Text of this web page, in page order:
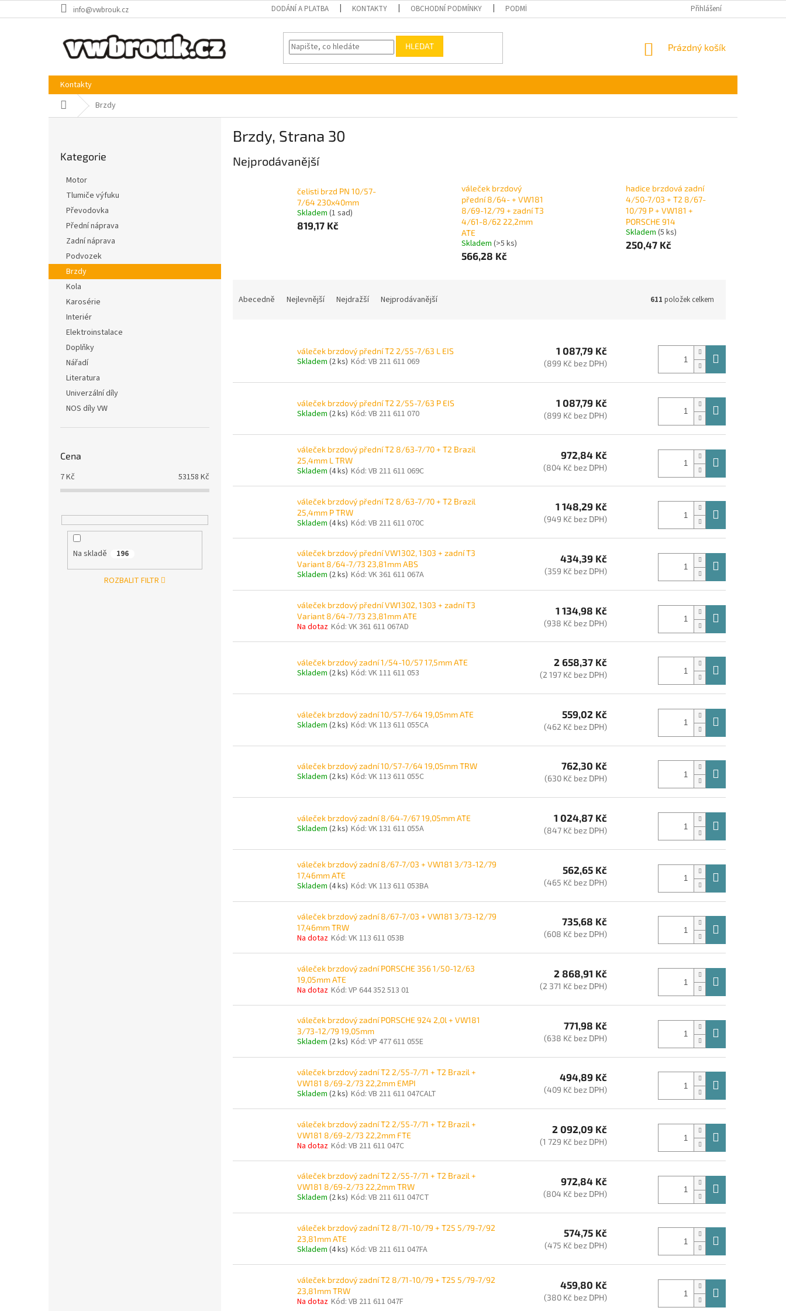
na
info@vwbrouk.cz DODÁNÍ A PLATBA KONTAKTY OBCHODNÍ PODMÍNKY PODMÍNKY OCHRANY OSOBNÍCH ÚDAJŮ Přihlášení
HLEDAT
NÁKUPNÍ
Prázdný košík
Kontakty
Domů Brzdy
n
e
kategorie
Kategorie
Motor
Tlumiče výfuku
Převodovka
Přední náprava
Zadní náprava
Podvozek
Brzdy
Kola
Karosérie
Interiér
Elektroinstalace
Doplňky
Nářadí
Literatura
Univerzální díly
NOS díly VW
Cena
7Kč 53158 Kč
Na skladě 196
ROZBALIT FILTR
Brzdy, Strana 30
Nejprodávanější
čelisti brzd PN 10/57-
7/64 230x40mm
Skladem (1 sad)
819,17 Kč
váleček brzdový
přední 8/64- + VW181
8/69-12/79 + zadní T3
4/61-8/62 22,2mm
ATE
Skladem (>5 ks)
566,28 Kč
hadice brzdová zadní
4/50-7/03 + T2 8/67-
10/79 P + VW181 +
PORSCHE 914
Skladem (5 ks)
250,47 Kč
Abecedně Nejlevnější Nejdražší Nejprodávanější 611 položek celkem
váleček brzdový přední T2 2/55-7/63 L EIS
Skladem (2 ks) Kód: VB 211 611 069
1 087,79 Kč
(899 Kč bez DPH)
váleček brzdový přední T2 2/55-7/63 P EIS
Skladem (2 ks) Kód: VB 211 611 070
1 087,79 Kč
(899 Kč bez DPH)
váleček brzdový přední T2 8/63-7/70 + T2 Brazil
25,4mm L TRW
Skladem (4 ks) Kód: VB 211 611 069C
972,84 Kč
(804 Kč bez DPH)
váleček brzdový přední T2 8/63-7/70 + T2 Brazil
25,4mm P TRW
Skladem (4 ks) Kód: VB 211 611 070C
1 148,29 Kč
(949 Kč bez DPH)
váleček brzdový přední VW1302, 1303 + zadní T3
Variant 8/64-7/73 23,81mm ABS
Skladem (2 ks) Kód: VK 361 611 067A
434,39 Kč
(359 Kč bez DPH)
váleček brzdový přední VW1302, 1303 + zadní T3
Variant 8/64-7/73 23,81mm ATE
Na dotaz Kód: VK 361 611 067AD
1 134,98 Kč
(938 Kč bez DPH)
váleček brzdový zadní 1/54-10/57 17,5mm ATE
Skladem (2 ks) Kód: VK 111 611 053
2 658,37 Kč
(2 197 Kč bez DPH)
váleček brzdový zadní 10/57-7/64 19,05mm ATE
Skladem (2 ks) Kód: VK 113 611 055CA
559,02 Kč
(462 Kč bez DPH)
váleček brzdový zadní 10/57-7/64 19,05mm TRW
Skladem (2 ks) Kód: VK 113 611 055C
762,30 Kč
(630 Kč bez DPH)
váleček brzdový zadní 8/64-7/67 19,05mm ATE
Skladem (2 ks) Kód: VK 131 611 055A
1 024,87 Kč
(847 Kč bez DPH)
váleček brzdový zadní 8/67-7/03 + VW181 3/73-12/79
17,46mm ATE
Skladem (4 ks) Kód: VK 113 611 053BA
562,65 Kč
(465 Kč bez DPH)
váleček brzdový zadní 8/67-7/03 + VW181 3/73-12/79
17,46mm TRW
Na dotaz Kód: VK 113 611 053B
735,68 Kč
(608 Kč bez DPH)
váleček brzdový zadní PORSCHE 356 1/50-12/63
19,05mm ATE
Na dotaz Kód: VP 644 352 513 01
2 868,91 Kč
(2 371 Kč bez DPH)
váleček brzdový zadní PORSCHE 924 2,0l + VW181
3/73-12/79 19,05mm
Skladem (2 ks) Kód: VP 477 611 055E
771,98 Kč
(638 Kč bez DPH)
váleček brzdový zadní T2 2/55-7/71 + T2 Brazil +
VW181 8/69-2/73 22,2mm EMPI
Skladem (2 ks) Kód: VB 211 611 047CALT
494,89 Kč
(409 Kč bez DPH)
váleček brzdový zadní T2 2/55-7/71 + T2 Brazil +
VW181 8/69-2/73 22,2mm FTE
Na dotaz Kód: VB 211 611 047C
2 092,09 Kč
(1 729 Kč bez DPH)
váleček brzdový zadní T2 2/55-7/71 + T2 Brazil +
VW181 8/69-2/73 22,2mm TRW
Skladem (2 ks) Kód: VB 211 611 047CT
972,84 Kč
(804 Kč bez DPH)
váleček brzdový zadní T2 8/71-10/79 + T25 5/79-7/92
23,81mm ATE
Skladem (4 ks) Kód: VB 211 611 047FA
574,75 Kč
(475 Kč bez DPH)
váleček brzdový zadní T2 8/71-10/79 + T25 5/79-7/92
23,81mm TRW
Na dotaz Kód: VB 211 611 047F
459,80 Kč
(380 Kč bez DPH)